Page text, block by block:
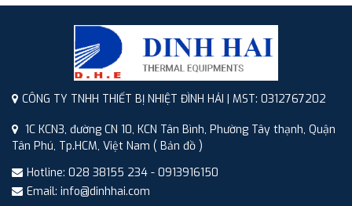
CÔNG TY TNHH THIẾT BỊ NHIỆT ĐÌNH HẢI | MST: 0312767202
1C KCN3, đường CN 10, KCN Tân Bình, Phường Tây thạnh, Quận
Tân Phú, Tp.HCM, Việt Nam ( Bản đồ )
Hotline: 028 38155 234 - 0913916150
Email: info@dinhhai.com